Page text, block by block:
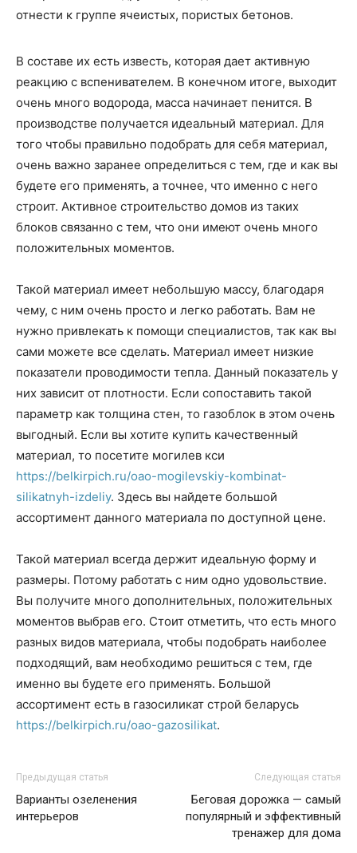
отнести к группе ячеистых, пористых бетонов.
В составе их есть известь, которая дает активную
реакцию с вспенивателем. В конечном итоге, выходит
очень много водорода, масса начинает пенится. В
производстве получается идеальный материал. Для
того чтобы правильно подобрать для себя материал,
очень важно заранее определиться с тем, где и как вы
будете его применять, а точнее, что именно с него
строит. Активное строительство домов из таких
блоков связанно с тем, что они имеют очень много
положительных моментов.
Такой материал имеет небольшую массу, благодаря
чему, с ним очень просто и легко работать. Вам не
нужно привлекать к помощи специалистов, так как вы
сами можете все сделать. Материал имеет низкие
показатели проводимости тепла. Данный показатель у
них зависит от плотности. Если сопоставить такой
параметр как толщина стен, то газоблок в этом очень
выгодный. Если вы хотите купить качественный
материал, то посетите могилев кси
https://belkirpich.ru/oao-mogilevskiy-kombinat-
silikatnyh-izdeliy. Здесь вы найдете большой
ассортимент данного материала по доступной цене.
Такой материал всегда держит идеальную форму и
размеры. Потому работать с ним одно удовольствие.
Вы получите много дополнительных, положительных
моментов выбрав его. Стоит отметить, что есть много
разных видов материала, чтобы подобрать наиболее
подходящий, вам необходимо решиться с тем, где
именно вы будете его применять. Большой
ассортимент есть в газосиликат строй беларусь
https://belkirpich.ru/oao-gazosilikat.
Предыдущая статья
Варианты озеленения
интерьеров
Следующая статья
Беговая дорожка — самый
популярный и эффективный
тренажер для дома